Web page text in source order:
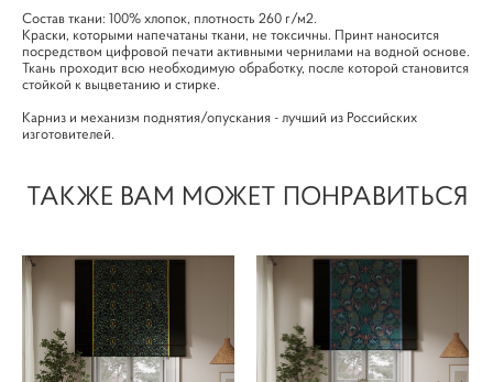
Состав ткани: 100% хлопок, плотность 260 г/м2.
Краски, которыми напечатаны ткани, не токсичны. Принт наносится
посредством цифровой печати активными чернилами на водной основе.
Ткань проходит всю необходимую обработку, после которой становится
стойкой к выцветанию и стирке.
Карниз и механизм поднятия/опускания - лучший из Российских
изготовителей.
ТАКЖЕ ВАМ МОЖЕТ ПОНРАВИТЬСЯ